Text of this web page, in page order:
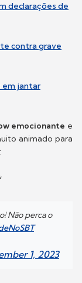
declarações de
contra grave
em jantar
emocionante e
animado para
Não perca o
1, 2023